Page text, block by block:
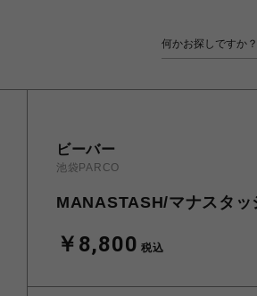
ビーバー
池袋PARCO
MANASTASH/マナスタ
￥8,800 税込